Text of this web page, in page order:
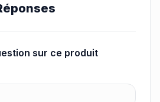
sur ce produit